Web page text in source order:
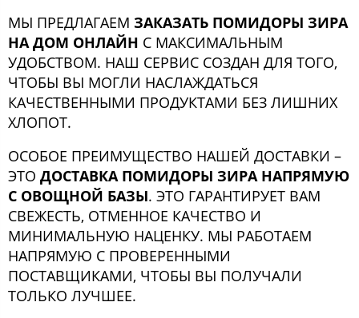
МЫ ПРЕДЛАГАЕМ ЗАКАЗАТЬ ПОМИДОРЫ ЗИРА
НА ДОМ ОНЛАЙН С МАКСИМАЛЬНЫМ
УДОБСТВОМ. НАШ СЕРВИС СОЗДАН ДЛЯ ТОГО,
ЧТОБЫ ВЫ МОГЛИ НАСЛАЖДАТЬСЯ
КАЧЕСТВЕННЫМИ ПРОДУКТАМИ БЕЗ ЛИШНИХ
ХЛОПОТ.
ОСОБОЕ ПРЕИМУЩЕСТВО НАШЕЙ ДОСТАВКИ –
ЭТО ДОСТАВКА ПОМИДОРЫ ЗИРА НАПРЯМУЮ
С ОВОЩНОЙ БАЗЫ. ЭТО ГАРАНТИРУЕТ ВАМ
СВЕЖЕСТЬ, ОТМЕННОЕ КАЧЕСТВО И
МИНИМАЛЬНУЮ НАЦЕНКУ. МЫ РАБОТАЕМ
НАПРЯМУЮ С ПРОВЕРЕННЫМИ
ПОСТАВЩИКАМИ, ЧТОБЫ ВЫ ПОЛУЧАЛИ
ТОЛЬКО ЛУЧШЕЕ.